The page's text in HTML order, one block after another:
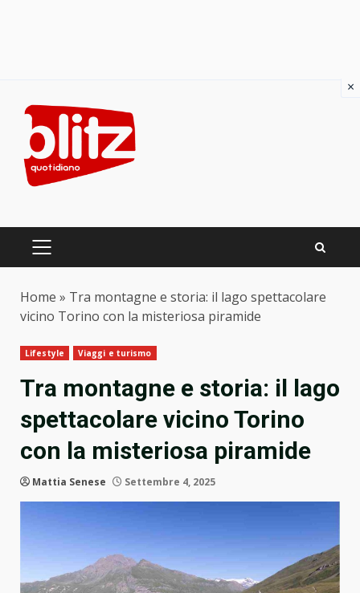
content
PRIMARY
Home » Tra montagne e storia: il lago spettacolare
vicino Torino con la misteriosa piramide
Lifestyle Viaggi e turismo
Tra montagne e storia: il lago
spettacolare vicino Torino
con la misteriosa piramide
Mattia Senese Settembre 4, 2025
×